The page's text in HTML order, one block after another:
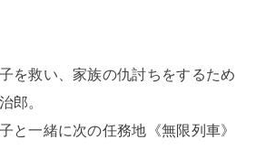
を救い、家族の仇討ちをするため
郎。
と一緒に次の任務地《無限列車》